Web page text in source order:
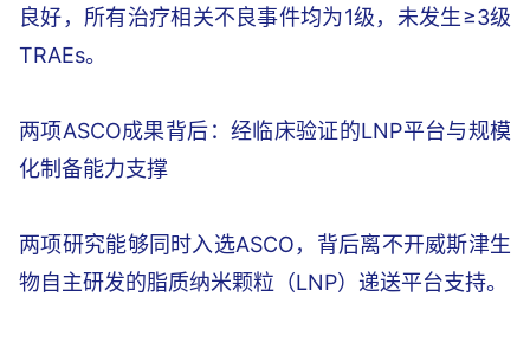
良好，所有治疗相关不良事件均为1级，未发生≥3级
TRAEs。
两项ASCO成果背后：经临床验证的LNP平台与规模
化制备能力支撑
两项研究能够同时入选ASCO，背后离不开威斯津生
物自主研发的脂质纳米颗粒（LNP）递送平台支持。